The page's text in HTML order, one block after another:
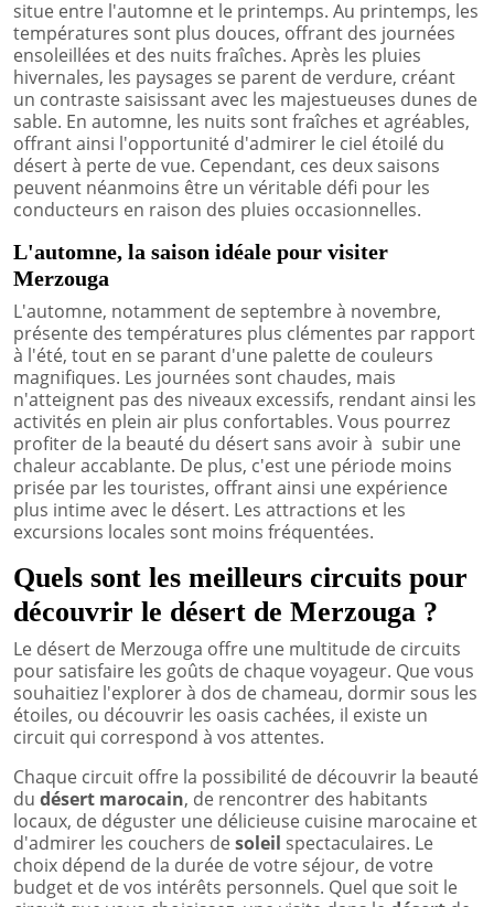
situe entre l'automne et le printemps. Au printemps, les
températures sont plus douces, offrant des journées
ensoleillées et des nuits fraîches. Après les pluies
hivernales, les paysages se parent de verdure, créant
un contraste saisissant avec les majestueuses dunes de
sable. En automne, les nuits sont fraîches et agréables,
offrant ainsi l'opportunité d'admirer le ciel étoilé du
désert à perte de vue. Cependant, ces deux saisons
peuvent néanmoins être un véritable défi pour les
conducteurs en raison des pluies occasionnelles.
L'automne, la saison idéale pour visiter
Merzouga
L'automne, notamment de septembre à novembre,
présente des températures plus clémentes par rapport
à l'été, tout en se parant d'une palette de couleurs
magnifiques. Les journées sont chaudes, mais
n'atteignent pas des niveaux excessifs, rendant ainsi les
activités en plein air plus confortables. Vous pourrez
profiter de la beauté du désert sans avoir à subir une
chaleur accablante. De plus, c'est une période moins
prisée par les touristes, offrant ainsi une expérience
plus intime avec le désert. Les attractions et les
excursions locales sont moins fréquentées.
Quels sont les meilleurs circuits pour
découvrir le désert de Merzouga ?
Le désert de Merzouga offre une multitude de circuits
pour satisfaire les goûts de chaque voyageur. Que vous
souhaitiez l'explorer à dos de chameau, dormir sous les
étoiles, ou découvrir les oasis cachées, il existe un
circuit qui correspond à vos attentes.
Chaque circuit offre la possibilité de découvrir la beauté
du désert marocain, de rencontrer des habitants
locaux, de déguster une délicieuse cuisine marocaine et
d'admirer les couchers desoleil spectaculaires. Le
choix dépend de la durée de votre séjour, de votre
budget et de vos intérêts personnels. Quel que soit le